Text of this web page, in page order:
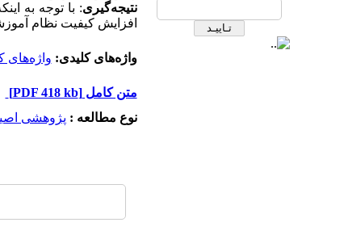
نتیجه‌گیری: با توجه به
افزایش کیفیت نظام
واژه‌های کلیدی: واژه‌های
متن کامل[PDF 418 kb]
نوع مطالعه : پژوهشی